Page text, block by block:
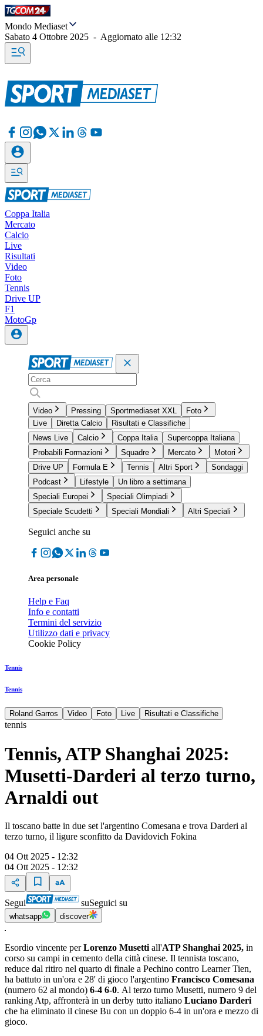
Mondo Mediaset
Sabato 4 Ottobre 2025 - Aggiornato alle 12:32
Coppa Italia
Mercato
Calcio
Live
Risultati
Video
Foto
Tennis
Drive UP
F1
MotoGp
Video Pressing Sportmediaset XXL
Foto
Live
Diretta Calcio
Risultati e Classifiche
News Live
Calcio Coppa Italia
Supercoppa Italiana
Probabili Formazioni
Squadre Mercato
Motori
Drive UP
Formula E Tennis Altri Sport
Sondaggi
Podcast
Lifestyle
Un libro a settimana
Speciali Europei
Speciali Olimpiadi
Speciale Scudetti
Speciali Mondiali Altri Speciali
Seguici anche su
Area personale
Help e Faq
Info e contatti
Termini del servizio
Utilizzo dati e privacy
Cookie Policy
Tennis
Tennis
Roland Garros Video Foto Live Risultati e Classifiche
tennis
Tennis, ATP Shanghai 2025:
Musetti-Darderi al terzo turno,
Arnaldi out
Il toscano batte in due set l'argentino Comesana e trova Darderi al
terzo turno, il ligure sconfitto da Davidovich Fokina
04 Ott 2025 - 12:32
04 Ott 2025 - 12:32
Segui suSeguici su
whatsapp discover
Esordio vincente perLorenzo Musetti all'ATP Shanghai 2025, in
corso su campi in cemento della città cinese. Il tennista toscano,
reduce dal ritiro nel quarto di finale a Pechino contro Learner Tien,
ha battuto in un'ora e 28' di gioco l'argentino Francisco Comesana
(numero 62 al mondo) 6-4 6-0. Al terzo turno Musetti, numero 9 del
ranking Atp, affronterà in un derby tutto italiano Luciano Darderi
che ha eliminato il cinese Bu con un doppio 6-4 in un'ora e mezzo di
gioco.